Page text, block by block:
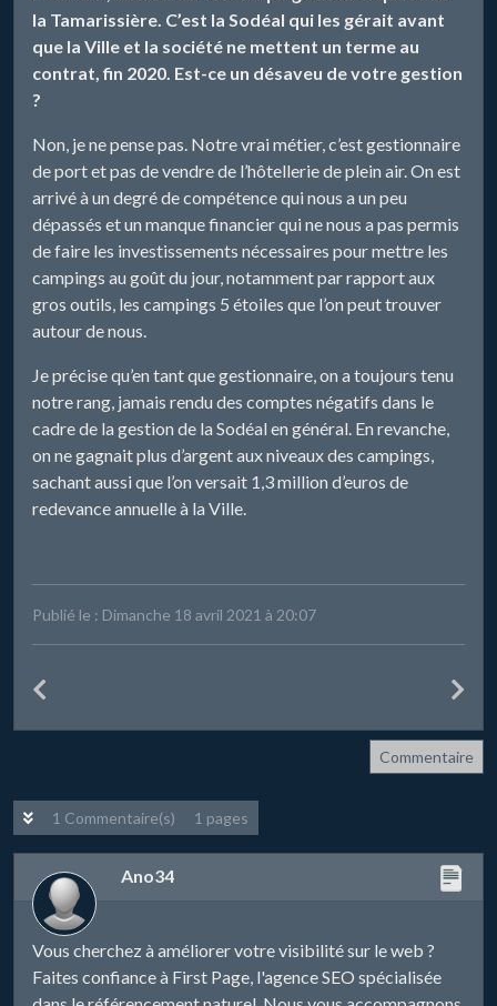
la Tamarissière. C’est la Sodéal qui les gérait avant
que la Ville et la société ne mettent un terme au
contrat, fin 2020. Est-ce un désaveu de votre gestion
?
Non, je ne pense pas. Notre vrai métier, c’est gestionnaire
de port et pas de vendre de l’hôtellerie de plein air. On est
arrivé à un degré de compétence qui nous a un peu
dépassés et un manque financier qui ne nous a pas permis
de faire les investissements nécessaires pour mettre les
campings au goût du jour, notamment par rapport aux
gros outils, les campings 5 étoiles que l’on peut trouver
autour de nous.
Je précise qu’en tant que gestionnaire, on a toujours tenu
notre rang, jamais rendu des comptes négatifs dans le
cadre de la gestion de la Sodéal en général. En revanche,
on ne gagnait plus d’argent aux niveaux des campings,
sachant aussi que l’on versait 1,3 million d’euros de
redevance annuelle à la Ville.
Publié le : Dimanche 18 avril 2021 à 20:07
Commentaire
1 Commentaire(s) 1 pages
Ano34
Vous cherchez à améliorer votre visibilité sur le web ?
Faites confiance à First Page, l'agence SEO spécialisée